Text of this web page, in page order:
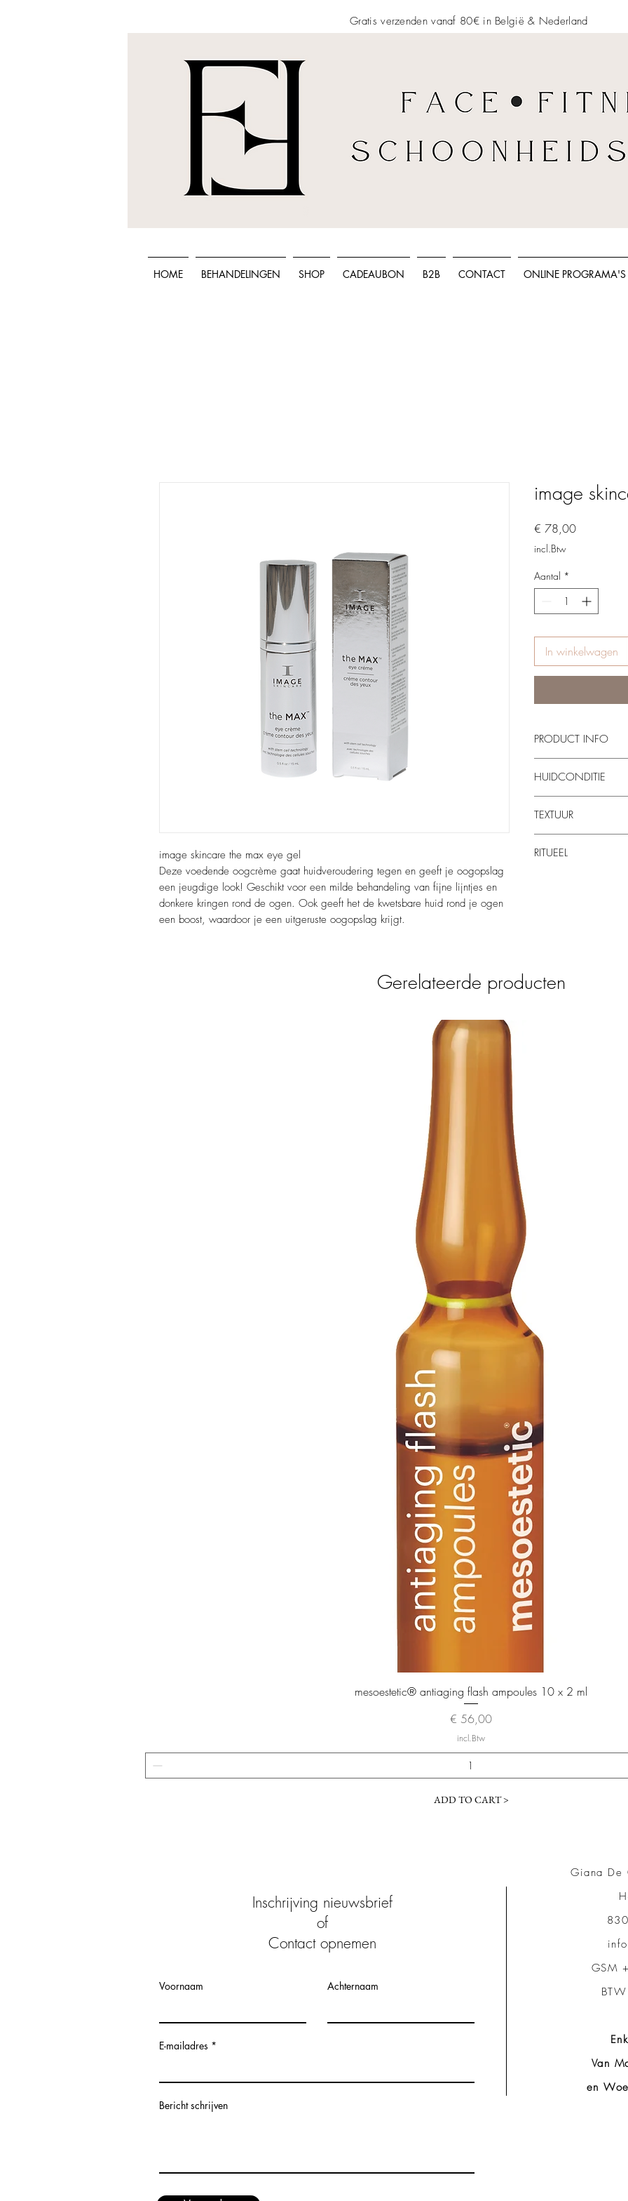
Gratis verzenden vanaf 80€ in België & Nederland
HOME BEHANDELINGEN SHOP CADEAUBON B2B CONTACT ONLINE PROGRAMA'S
image skincare the max eye gel
Deze voedende oogcrème gaat huidveroudering tegen en geeft je oogopslag
een jeugdige look! Geschikt voor een milde behandeling van fijne lijntjes en
donkere kringen rond de ogen. Ook geeft het de kwetsbare huid rond je ogen
een boost, waardoor je een uitgeruste oogopslag krijgt.
image
€ 78,00Prijs
incl.Btw
Aantal *
In winkelwagen
PRODUCT INFO
edelreiss-
tegengaan en de
Ingekapseld
ware gladstrijkt.
Sheaboter: een
HUIDCONDITIE
huidveroudering,
TEXTUUR
RITUEEL
Gerelateerde producten
Snel overzicht
mesoestetic® antiaging flash ampoules 10 x 2 ml
Prijs
€ 56,00
incl.Btw
ADD TO CART >
Inschrijving nieuwsbrief
of
Contact opnemen
Voornaam Achternaam
E-mailadres
Bericht schrijven
Giana De
GSM
Van
en